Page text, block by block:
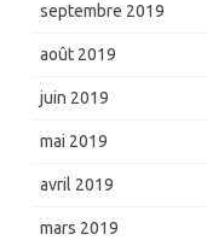
septembre 2019
août 2019
juin 2019
mai 2019
avril 2019
mars 2019